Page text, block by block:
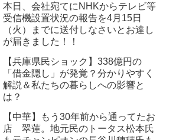
本日、会社宛てにNHKからテレビ等
受信機設置状況の報告を4月15日
（火）までに送付しなさいとお達し
が届きました！！
【兵庫県民ショック】338億円の
「借金隠し」が発覚？分かりやすく
解説＆私たちの暮らしへの影響と
は？
【中華】もう30年前から通ってたお
店 翠蓮。地元民のトータス松本氏